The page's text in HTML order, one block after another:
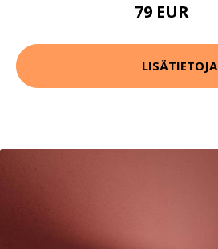
79 EUR
LISÄTIETOJA